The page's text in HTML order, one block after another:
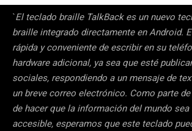
`El teclado braille TalkBack es un nuevo
braille integrado directamente en Android.
rápida y conveniente de escribir en su
hardware adicional, ya sea que esté
sociales, respondiendo a un mensaje de
un breve correo electrónico. Como parte
de hacer que la información del mundo
accesible, esperamos que este teclado